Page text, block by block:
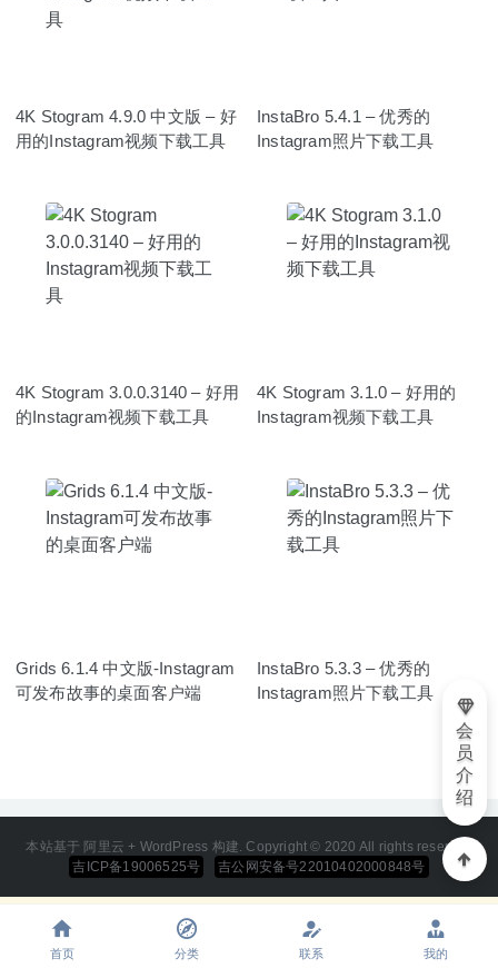
4K Stogram 4.9.0 中文版 – 好
用的Instagram视频下载工具
InstaBro 5.4.1 – 优秀的
Instagram照片下载工具
4K Stogram 3.0.0.3140 – 好用
的Instagram视频下载工具
4K Stogram 3.1.0 – 好用的
Instagram视频下载工具
Grids 6.1.4 中文版-Instagram
可发布故事的桌面客户端
InstaBro 5.3.3 – 优秀的
Instagram照片下载工具
本站基于 阿里云 + WordPress 构建. Copyright © 2020 All rights reserved
吉ICP备19006525号
吉公网安备号22010402000848号
会
员
介
绍
首页 分类 联系 我的